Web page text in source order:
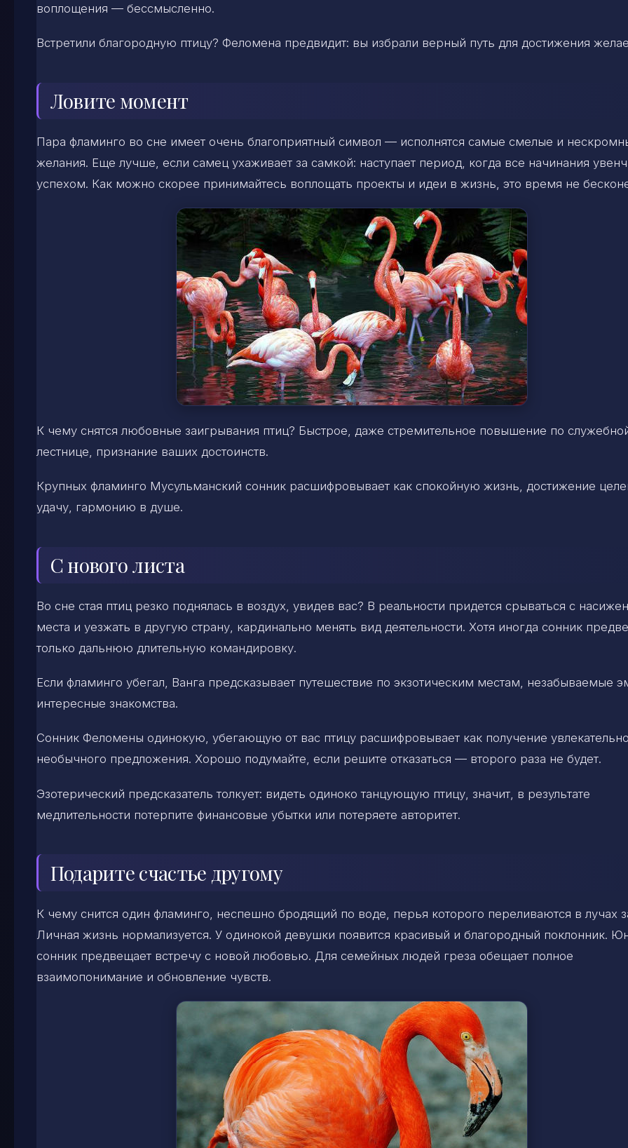
воплощения — бессмысленно.
Встретили благородную птицу? Феломена предвидит: вы избрали верный путь для достижения
Ловите момент
Пара фламинго во сне имеет очень благоприятный символ — исполнятся самые смелые и
желания. Еще лучше, если самец ухаживает за самкой: наступает период, когда все начинания
успехом. Как можно скорее принимайтесь воплощать проекты и идеи в жизнь, это время не
К чему снятся любовные заигрывания птиц? Быстрое, даже стремительное повышение по
лестнице, признание ваших достоинств.
Крупных фламинго Мусульманский сонник расшифровывает как спокойную жизнь, достижение
удачу, гармонию в душе.
С нового листа
Во сне стая птиц резко поднялась в воздух, увидев вас? В реальности придется срываться с
места и уезжать в другую страну, кардинально менять вид деятельности. Хотя иногда сонник
только дальнюю длительную командировку.
Если фламинго убегал, Ванга предсказывает путешествие по экзотическим местам, незабываемые
интересные знакомства.
Сонник Феломены одинокую, убегающую от вас птицу расшифровывает как получение
необычного предложения. Хорошо подумайте, если решите отказаться — второго раза не будет.
Эзотерический предсказатель толкует: видеть одиноко танцующую птицу, значит, в результате
медлительности потерпите финансовые убытки или потеряете авторитет.
Подарите счастье другому
К чему снится один фламинго, неспешно бродящий по воде, перья которого переливаются в лучах
Личная жизнь нормализуется. У одинокой девушки появится красивый и благородный поклонник.
сонник предвещает встречу с новой любовью. Для семейных людей греза обещает полное
взаимопонимание и обновление чувств.